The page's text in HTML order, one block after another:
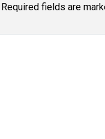
Required fields are